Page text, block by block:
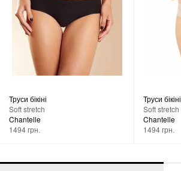
Труси бікіні
Soft stretch
Chantelle
1494 грн.
Труси бікіні
Soft stretch
Chantelle
1494 грн.